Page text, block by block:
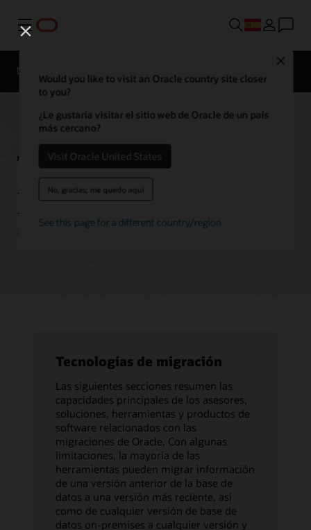
Menú
Would you like to visit an Oracle country site closer
to you?
¿Le gustaría visitar el sitio web de Oracle de un país
más cercano?
Visit Oracle United States
No, gracias; me quedo aquí
See this page for a different country/region
Descripción general
Tecnologías de Oracle
Database Migration
Tecnologías de migración
Las siguientes secciones resumen las
capacidades principales de los asesores,
soluciones, herramientas y productos de
software relacionados con las
migraciones de Oracle. Con algunas
limitaciones, la mayoría de las
herramientas pueden migrar información
de una versión anterior de la base de
datos a una versión más reciente, así
como de cualquier versión de base de
datos on-premises a cualquier versión y